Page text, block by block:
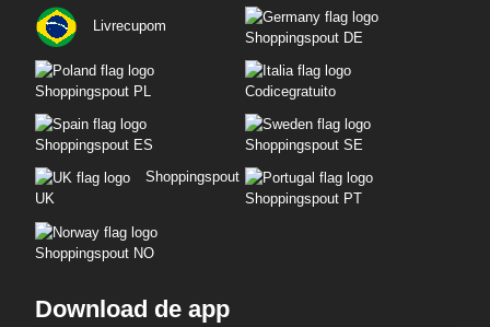
Livrecupom
Shoppingspout DE
Shoppingspout PL Codicegratuito
Shoppingspout ES
Shoppingspout SE
Shoppingspout
UK
Shoppingspout PT
Shoppingspout NO
Download de app